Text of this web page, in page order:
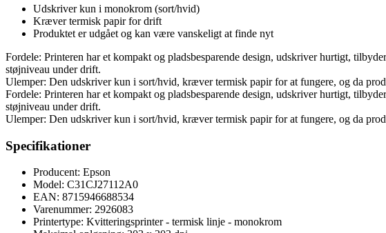
Udskriver kun i monokrom (sort/hvid)
Kræver termisk papir for drift
Produktet er udgået og kan være vanskeligt at finde nyt
Fordele: Printeren har et kompakt og pladsbesparende design, udskriver hurtigt,
støjniveau under drift.
Ulemper: Den udskriver kun i sort/hvid, kræver termisk papir for at fungere, og da
Fordele: Printeren har et kompakt og pladsbesparende design, udskriver hurtigt,
støjniveau under drift.
Ulemper: Den udskriver kun i sort/hvid, kræver termisk papir for at fungere, og da
Specifikationer
Producent: Epson
Model: C31CJ27112A0
EAN: 8715946688534
Varenummer: 2926083
Printertype: Kvitteringsprinter - termisk linje - monokrom